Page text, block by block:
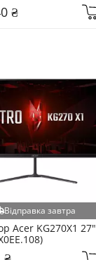
₴
Відправка завтра
Acer KG270X1 27"